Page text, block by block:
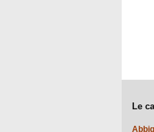
Le